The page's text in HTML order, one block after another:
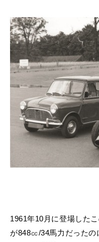
1961年10月に登場した
が848㏄/34馬力だった